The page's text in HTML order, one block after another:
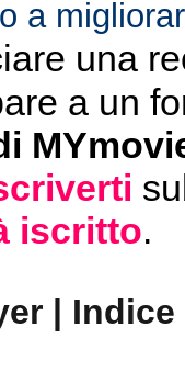
a
una
a un
iscritto.
| Indice